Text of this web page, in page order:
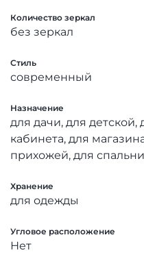
Количество зеркал
без зеркал
Стиль
современный
Назначение
для дачи, для детской,
кабинета, для
прихожей, для спальни
Хранение
для одежды
Угловое расположение
Нет